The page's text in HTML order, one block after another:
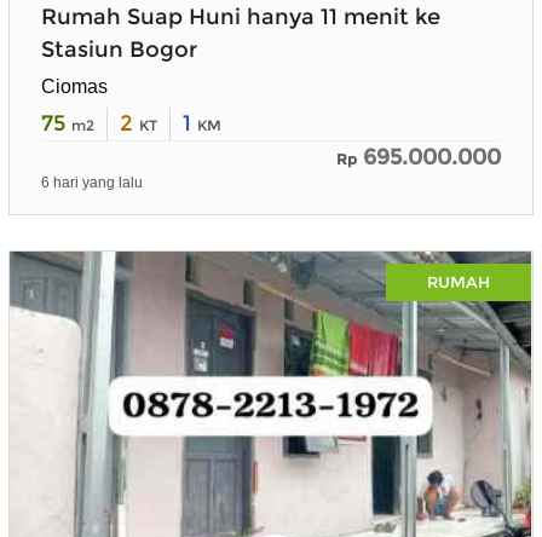
Rumah Suap Huni hanya 11 menit ke
Stasiun Bogor
Ciomas
75 m2 2 KT 1 KM
Rp 695.000.000
6 hari yang lalu
RUMAH